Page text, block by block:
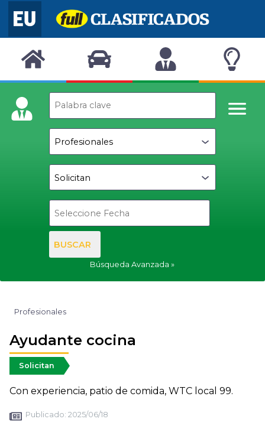
BUSCAR
Búsqueda Avanzada
Profesionales
Ayudante cocina
Solicitan
Con experiencia, patio de comida, WTC local 99.
Publicado: 2025/06/18